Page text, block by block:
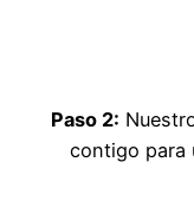
Paso 2:
contigo para